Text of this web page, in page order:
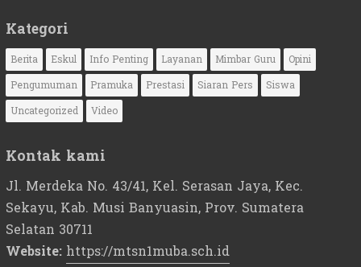
Kategori
Berita Eskul Info Penting Layanan Mimbar Guru
Opini
Pengumuman
Pramuka Prestasi Siaran Pers
Siswa
Uncategorized
Video
Kontak kami
Jl. Merdeka No. 43/41, Kel. Serasan Jaya, Kec.
Sekayu, Kab. Musi Banyuasin, Prov. Sumatera
Selatan 30711
Website: https://mtsn1muba.sch.id